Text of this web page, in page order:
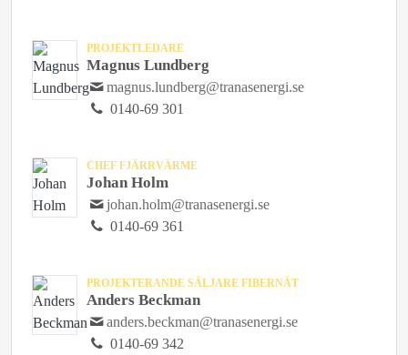
PROJEKTLEDARE
Magnus Lundberg
magnus.lundberg@tranasenergi.se
0140-69 301
CHEF FJÄRRVÄRME
Johan Holm
johan.holm@tranasenergi.se
0140-69 361
PROJEKTERANDE SÄLJARE FIBERNÄT
Anders Beckman
anders.beckman@tranasenergi.se
0140-69 342